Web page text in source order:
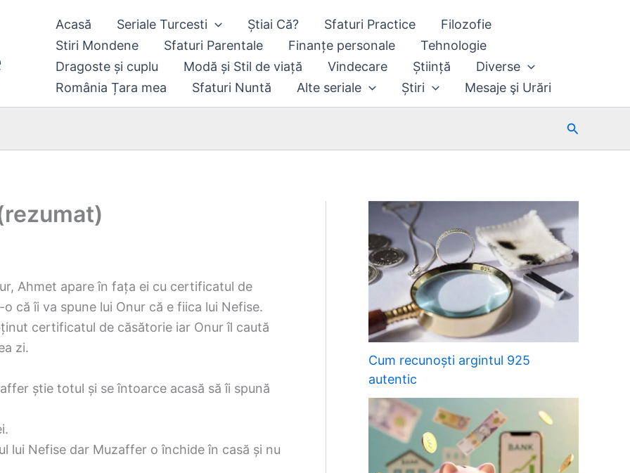
Acasă Seriale Turcesti Știai Că? Sfaturi Practice
Filozofie
Stiri Mondene
Sfaturi Parentale Finanțe personale
Tehnologie
Dragoste și cuplu
Modă și Stil de viață Vindecare Știință
Diverse
România Țara mea
Sfaturi Nuntă Alte seriale Știri Mesaje şi Urări
Search
Ahmet apare în fața ei cu certificatul de
că îi va spune lui Onur că e fiica lui Nefise.
certificatul de căsătorie iar Onur îl caută
zi.
știe totul și se întoarce acasă să îi spună
lui Nefise dar Muzaffer o închide în casă și nu
Cum recunoști argintul 925
autentic